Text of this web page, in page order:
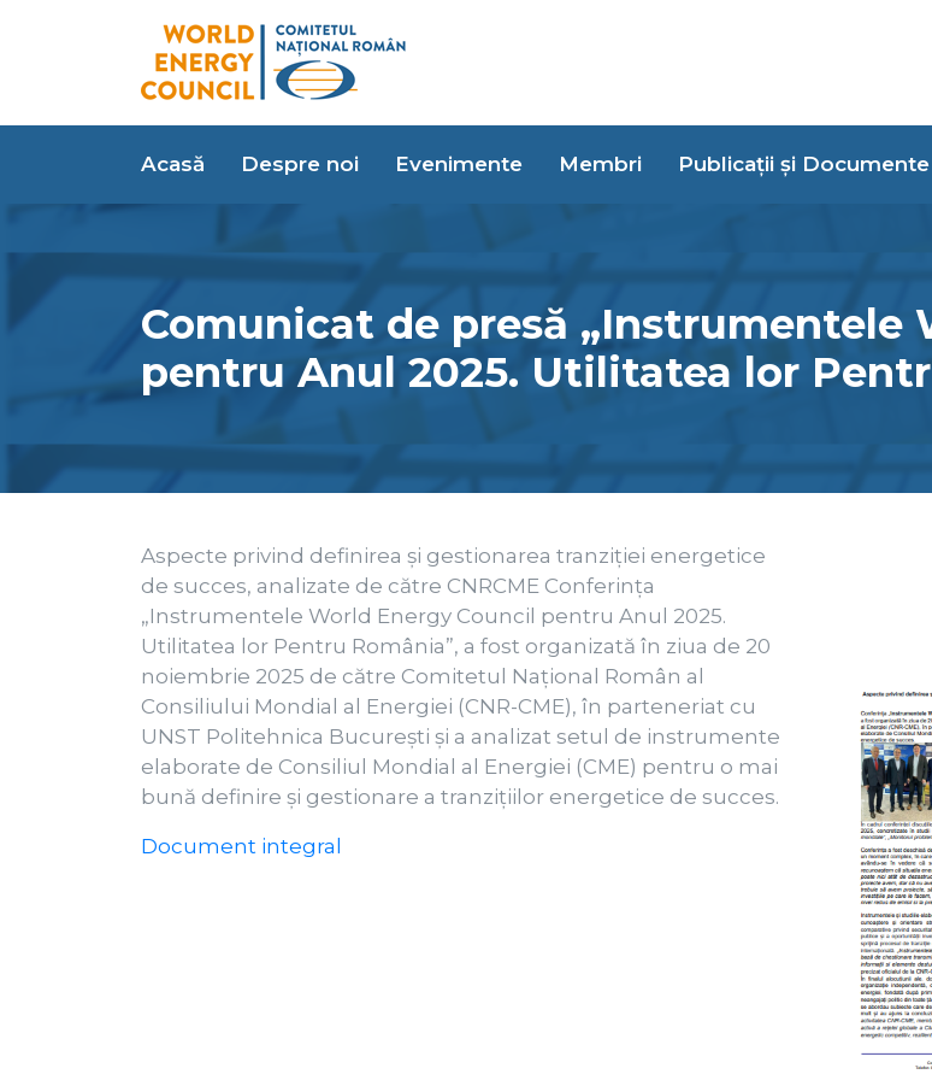
Acasă Despre noi Evenimente Membri Publicații și Documente
Comunicat de presă „Instrumentele
pentru Anul 2025. Utilitatea lor
Aspecte privind definirea și gestionarea tranziției energetice
de succes, analizate de către CNRCME Conferința
„Instrumentele World Energy Council pentru Anul 2025.
Utilitatea lor Pentru România”, a fost organizată în ziua de 20
noiembrie 2025 de către Comitetul Național Român al
Consiliului Mondial al Energiei (CNR-CME), în parteneriat cu
UNST Politehnica București și a analizat setul de instrumente
elaborate de Consiliul Mondial al Energiei (CME) pentru o mai
bună definire și gestionare a tranzițiilor energetice de succes.
Document integral